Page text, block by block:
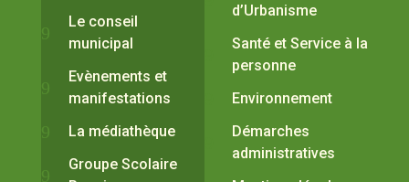
Le conseil
municipal
Evènements et
manifestations
La médiathèque
Groupe Scolaire
d’Urbanisme
Santé et Service à la
personne
Environnement
Démarches
administratives